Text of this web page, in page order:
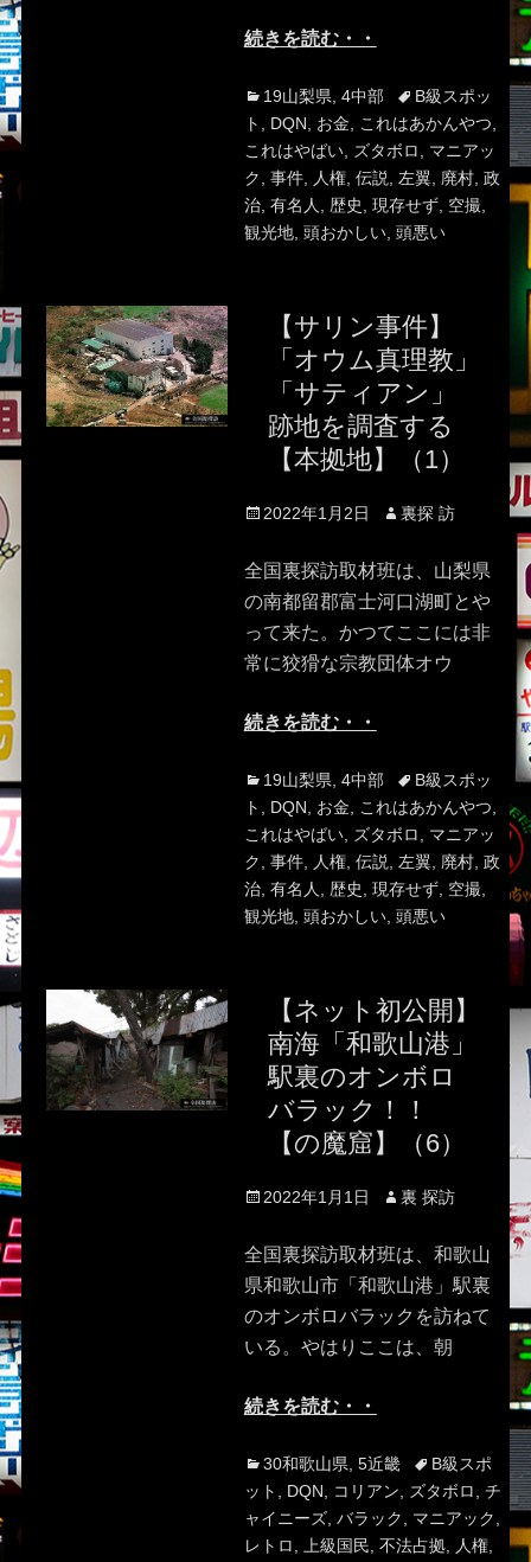
続きを読む・・
Categories
19山梨県 4中部 TagsB級スポッ
ト
DQN お金 これはあかんやつ
これはやばい, ズタボロ
マニアッ
ク
事件, 人権, 伝説 左翼 廃村, 政
治, 有名人 歴史 現存せず, 空撮,
観光地, 頭おかしい, 頭悪い
【サリン事件】
「オウム真理教」
「サティアン」
跡地を調査する
【本拠地】（1）
Posted
2022年1月2日 Author
裏探 訪
全国裏探訪取材班は、山梨県
の南都留郡富士河口湖町とや
って来た。かつてここには非
常に狡猾な宗教団体オウ
続きを読む・・
Categories
19山梨県 4中部 TagsB級スポッ
ト
DQN お金 これはあかんやつ
これはやばい, ズタボロ
マニアッ
ク
事件, 人権, 伝説 左翼 廃村, 政
治, 有名人 歴史 現存せず, 空撮,
観光地, 頭おかしい, 頭悪い
【ネット初公開】
南海「和歌山港」
駅裏のオンボロ
バラック！！
【の魔窟】（6）
Posted
2022年1月1日 Author
裏 探訪
全国裏探訪取材班は、和歌山
県和歌山市「和歌山港」駅裏
のオンボロバラックを訪ねて
いる。やはりここは、朝
続きを読む・・
Categories
30和歌山県 5近畿 TagsB級スポ
ット
DQN コリアン ズタボロ
チ
ャイニーズ, バラック マニアック
レトロ
上級国民 不法占拠, 人権,